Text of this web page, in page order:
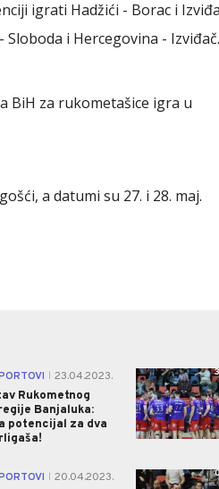
igrati Hadžići - Borac i
i Hercegovina - Izviđač.
BiH za rukometašice igra u
a datumi su 27. i 28. maj.
23.04.2023.
Rukometnog
Banjaluka:
potencijal za dva
3
20.04.2023.